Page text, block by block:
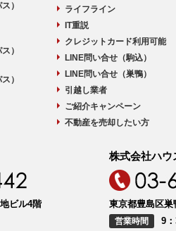
）
）
）
ライフライン
IT重説
クレジットカード利用可能
LINE問い合せ（駒込）
LINE問い合せ（巣鴨）
引越し業者
ご紹介キャンペーン
不動産を売却したい方
ビル4階
株式会社ハ
東京都豊島区
営業時間 9